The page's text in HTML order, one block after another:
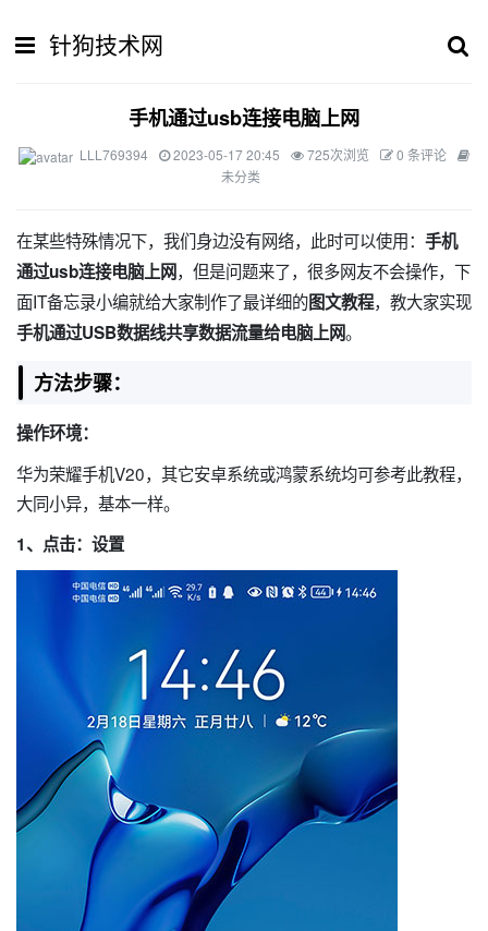
针狗技术网
手机通过usb连接电脑上网
LLL769394 2023-05-17 20:45 725次浏览
0 条评论
未分类
在某些特殊情况下，我们身边没有网络，此时可以使用： 手机
通过usb连接电脑上网，但是问题来了，很多网友不会操作，下
面IT备忘录小编就给大家制作了最详细的图文教程，教大家实现
手机通过USB数据线共享数据流量给电脑上网。
方法步骤：
操作环境：
华为荣耀手机V20，其它安卓系统或鸿蒙系统均可参考此教程，
大同小异，基本一样。
1、点击：设置